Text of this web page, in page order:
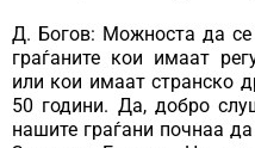
Д. Богов: Можноста да
граѓаните кои имаат
или кои имаат странско
50 години. Да, добро
нашите граѓани почнаа да